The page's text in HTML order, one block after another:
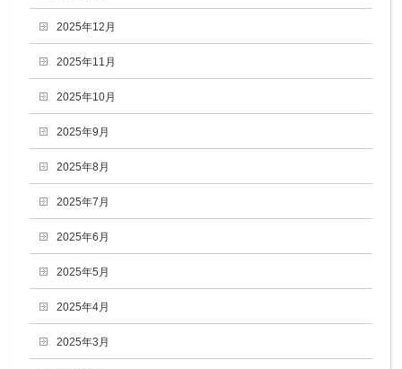
2025年12月
2025年11月
2025年10月
2025年9月
2025年8月
2025年7月
2025年6月
2025年5月
2025年4月
2025年3月